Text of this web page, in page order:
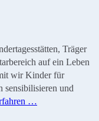
Träger
auf ein Leben
wir Kinder für
sensibilisieren und
…